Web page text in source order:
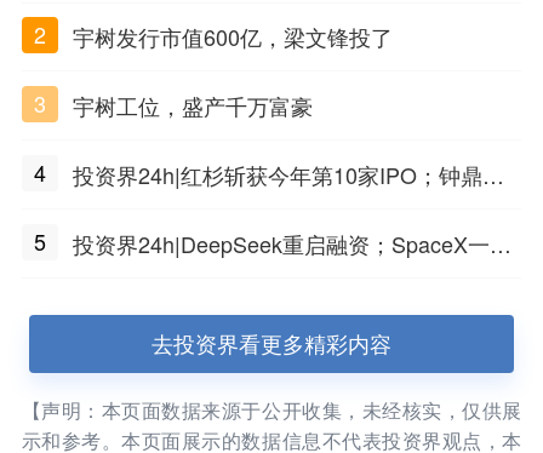
2
宇树发行市值600亿，梁文锋投了
3 宇树工位，盛产千万富豪
4
投资界24h|红杉斩获今年第10家IPO；钟鼎投
水
5
投资界24h|DeepSeek重启融资；SpaceX一夜
去投资界看更多精彩内容
【声明：本页面数据来源于公开收集，未经核实，仅供展
示和参考。本页面展示的数据信息不代表投资界观点，本